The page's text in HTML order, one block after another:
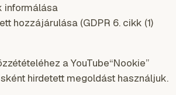
informálása
hozzájárulása (GDPR 6. cikk (1)
a YouTube“Nookie”
hirdetett megoldást használjuk.